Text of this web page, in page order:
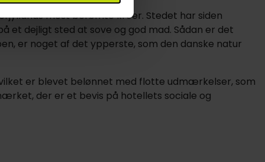
mest berømte kroer. Stedet har siden
dejligt sted at sove og god mad. Sådan er det
er noget af det ypperste, som den danske natur
er blevet belønnet med flotte udmærkelser, som
der er et bevis på hotellets sociale og